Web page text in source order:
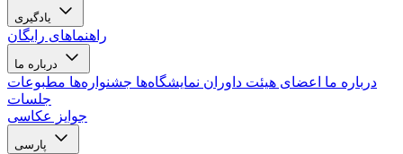
یادگیری
راهنماهای رایگان
درباره ما
درباره ما اعضای هیئت داوران نمایشگاه‌ها جشنواره‌ها مطبوعات
جلسات
جوایز عکاسی